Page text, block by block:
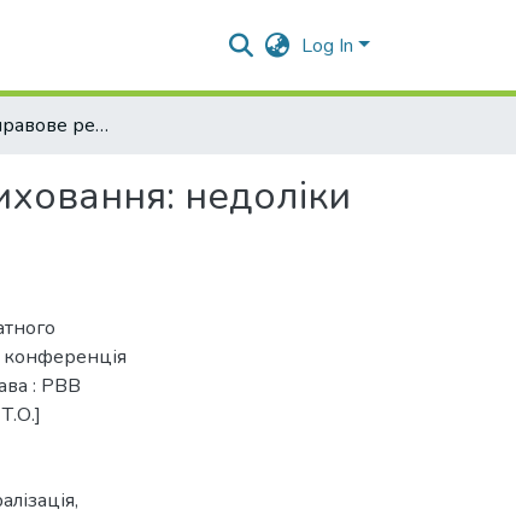
Log In
Нормативно-правове регулювання патронатного виховання: недоліки та переваги
недоліки
конференція
: РВВ
,